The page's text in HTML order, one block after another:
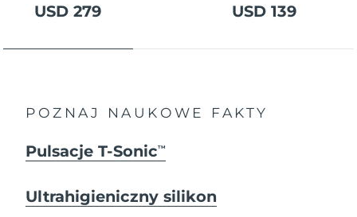
USD 279 USD 139
POZNAJ NAUKOWE FAKTY
Pulsacje T-SonicTM
Ultrahigieniczny silikon